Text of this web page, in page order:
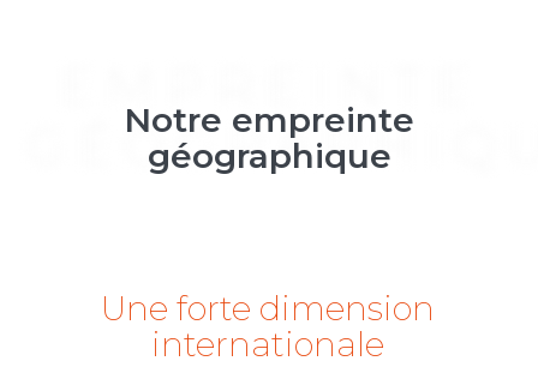
Notre empreinte
géographique
Une forte dimension
internationale